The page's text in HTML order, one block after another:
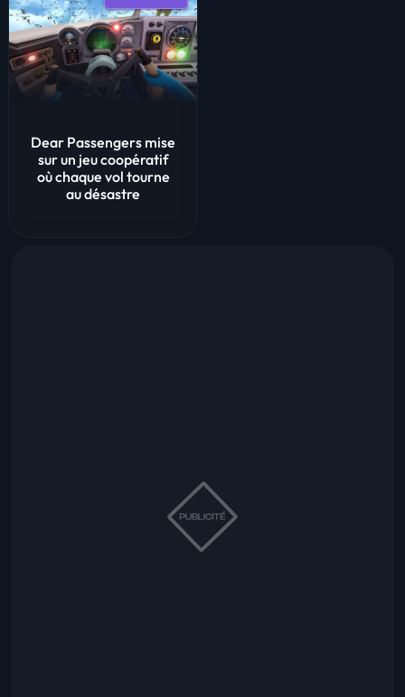
Dear Passengers mise
sur un jeu coopératif
où chaque vol tourne
au désastre